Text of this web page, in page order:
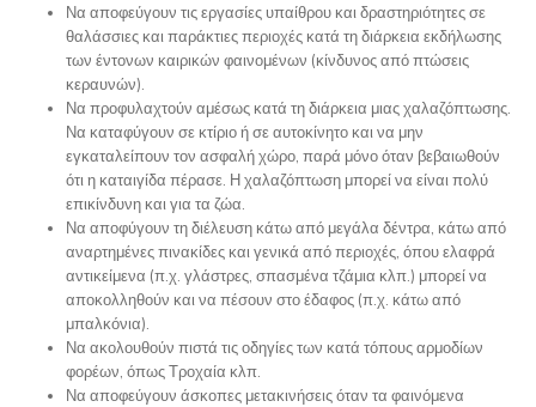
Να αποφεύγουν τις εργασίες υπαίθρου και δραστηριότητες σε
θαλάσσιες και παράκτιες περιοχές κατά τη διάρκεια εκδήλωσης
των έντονων καιρικών φαινομένων (κίνδυνος από πτώσεις
κεραυνών).
Να προφυλαχτούν αμέσως κατά τη διάρκεια μιας χαλαζόπτωσης.
Να καταφύγουν σε κτίριο ή σε αυτοκίνητο και να μην
εγκαταλείπουν τον ασφαλή χώρο, παρά μόνο όταν βεβαιωθούν
ότι η καταιγίδα πέρασε. Η χαλαζόπτωση μπορεί να είναι πολύ
επικίνδυνη και για τα ζώα.
Να αποφύγουν τη διέλευση κάτω από μεγάλα δέντρα, κάτω από
αναρτημένες πινακίδες και γενικά από περιοχές, όπου ελαφρά
αντικείμενα (π.χ. γλάστρες, σπασμένα τζάμια κλπ.) μπορεί να
αποκολληθούν και να πέσουν στο έδαφος (π.χ. κάτω από
μπαλκόνια).
Να ακολουθούν πιστά τις οδηγίες των κατά τόπους αρμοδίων
φορέων, όπως Τροχαία κλπ.
Να αποφεύγουν άσκοπες μετακινήσεις όταν τα φαινόμενα